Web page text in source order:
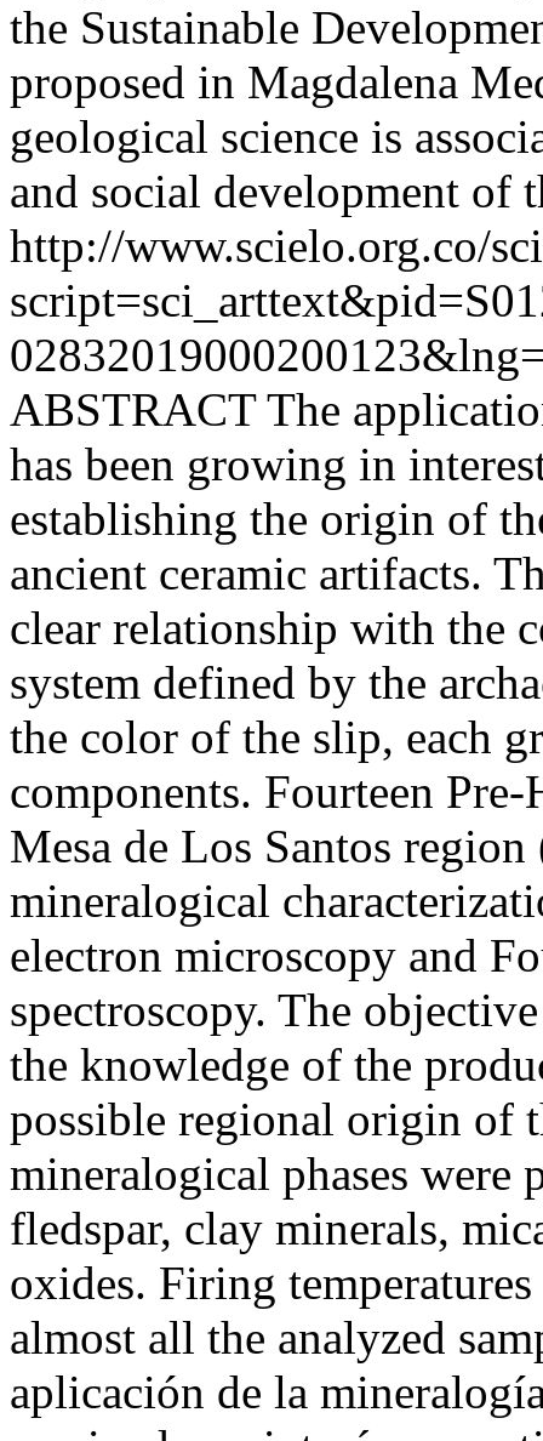
the Sustainable
proposed in Magdalena
geological science is
and social development of
http://www.scielo.org.co/
ABSTRACT The
has been growing in
establishing the origin of
ancient ceramic artifacts.
clear relationship with the
system defined by the
the color of the slip, each
components. Fourteen
Mesa de Los Santos
mineralogical
electron microscopy and
spectroscopy. The
the knowledge of the
possible regional origin of
mineralogical phases were
fledspar, clay minerals,
oxides. Firing
almost all the analyzed
aplicación de la